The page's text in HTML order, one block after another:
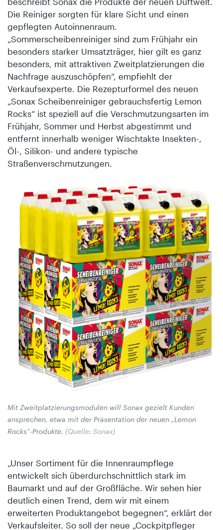
Die Reiniger sorgten für klare Sicht und einen
gepflegten Autoinnenraum.
„Sommerscheibenreiniger sind zum Frühjahr ein
besonders starker Umsatzträger, hier gilt es ganz
besonders, mit attraktiven Zweitplatzierungen die
Nachfrage auszuschöpfen“, empfiehlt der
Verkaufsexperte. Die Rezepturformel des neuen
„Sonax Scheibenreiniger gebrauchsfertig Lemon
Rocks“ ist speziell auf die Verschmutzungsarten im
Frühjahr, Sommer und Herbst abgestimmt und
entfernt innerhalb weniger Wischtakte Insekten-,
Öl-, Silikon- und andere typische
Straßenverschmutzungen.
Mit Zweitplatzierungsmodulen will Sonax gezielt Kunden
ansprechen, etwa mit der Präsentation der neuen „Lemon
Rocks“-Produkte. (Quelle: Sonax)
„Unser Sortiment für die Innenraumpflege
entwickelt sich überdurchschnittlich stark im
Baumarkt und auf der Großfläche. Wir sehen hier
deutlich einen Trend, dem wir mit einem
erweiterten Produktangebot begegnen“, erklärt der
Verkaufsleiter. So soll der neue „Cockpitpfleger